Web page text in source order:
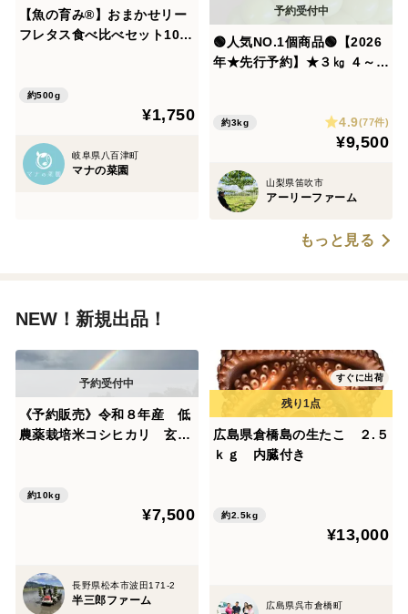
【魚の育み®】おまかせリー
フレタス食べ比べセット10袋
菜【朝どれ】
約500g
¥1,750
岐阜県八百津町
マナの菜園
🟢人気NO.1個商品🟢【2026
年★先行予約】★３㎏ ４～６
上旬より順次発送！生産量日
本一の山梨県産★通常配送
約3kg 4.9(77件)
¥9,500
山梨県笛吹市
アーリーファーム
もっと見る
NEW！新規出品！
《予約販売》令和８年産 低
農薬栽培米コシヒカリ 玄
約10kg
¥7,500
長野県松本市波田171-2
半三郎ファーム
すぐに出荷
広島県倉橋島の生たこ ２.５
ｋｇ 内臓付き
約2.5kg
¥13,000
広島県呉市倉橋町